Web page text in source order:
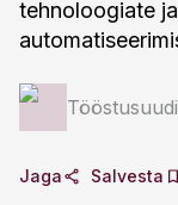
tehnoloogiate
Jaga Salvesta